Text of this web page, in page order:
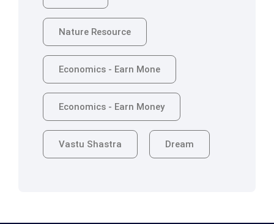
Nature Resource
Economics - Earn Mone
Economics - Earn Money
Vastu Shastra Dream